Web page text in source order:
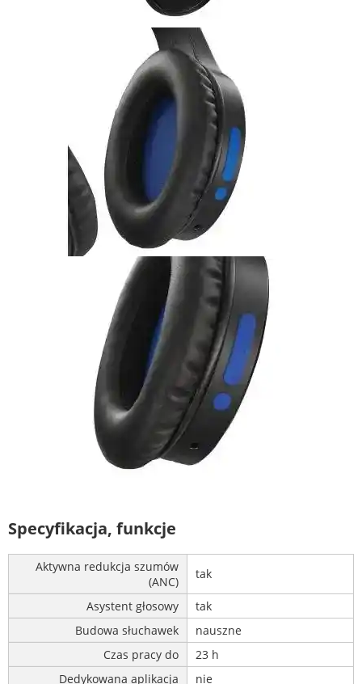
Specyfikacja, funkcje
Aktywna redukcja szumów
(ANC)
tak
Asystent głosowy
tak
Budowa słuchawek
nauszne
Czas pracy do
23 h
Dedykowana aplikacja
nie